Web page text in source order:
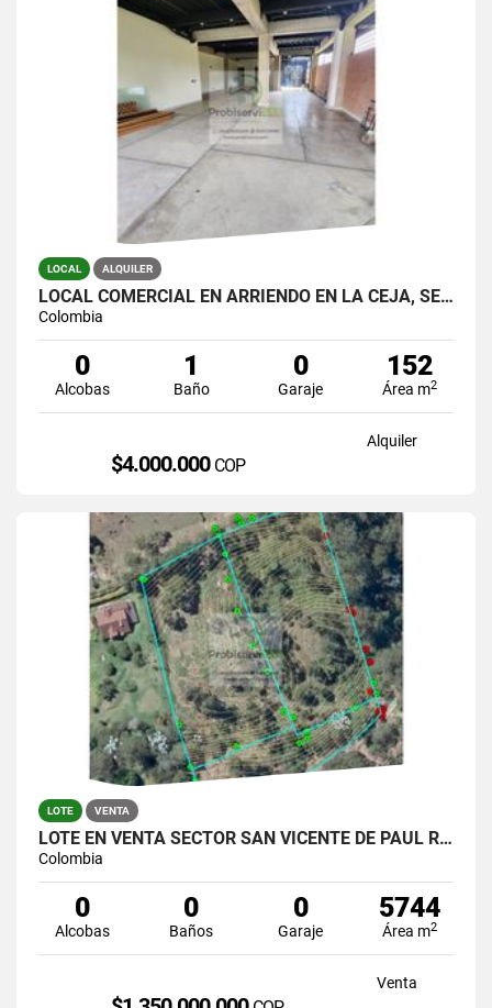
LOCAL ALQUILER
LOCAL COMERCIAL EN ARRIENDO EN LA CEJA, SECTOR FÁTIMA.
Colombia
0
Alcobas
1
Baño
0
Garaje
152
Área m2
Alquiler
$4.000.000 COP
LOTE VENTA
LOTE EN VENTA SECTOR SAN VICENTE DE PAUL RIONEGRO
Colombia
0
Alcobas
0
Baños
0
Garaje
5744
Área m2
Venta